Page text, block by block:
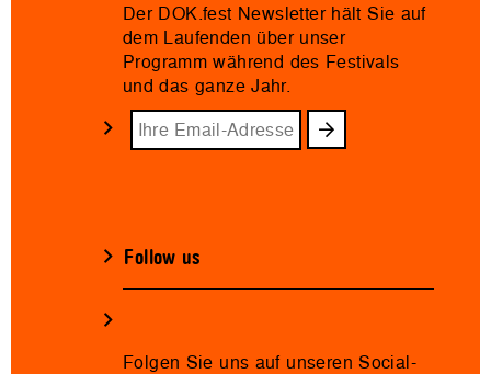
Der DOK.fest Newsletter hält Sie auf
dem Laufenden über unser
Programm während des Festivals
und das ganze Jahr.
Follow us
Folgen Sie uns auf unseren Social-